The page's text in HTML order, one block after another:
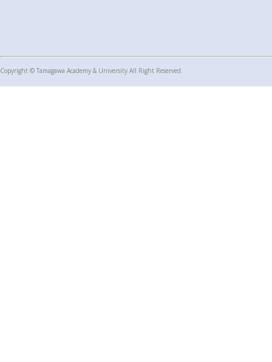
Copyright © Tamagawa Academy & University All Right Reserved.